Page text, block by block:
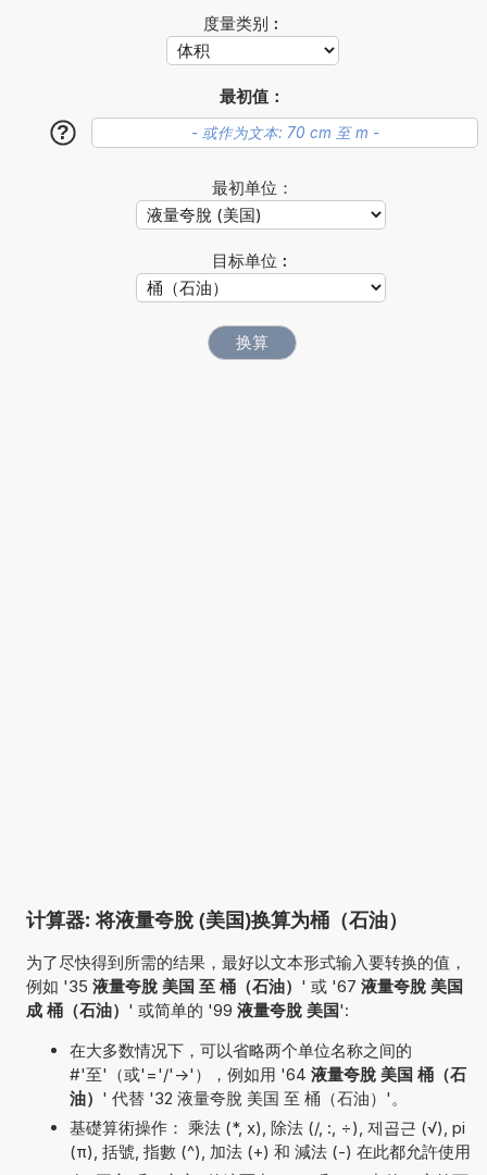
度量类别︰
最初值：
?
最初单位：
目标单位︰
计算器: 将液量夸脫 (美国)换算为桶（石油）
为了尽快得到所需的结果，最好以文本形式输入要转换的值，
例如 '35 液量夸脫 美国 至 桶（石油） ' 或 '67 液量夸脫 美国
成 桶（石油） ' 或简单的 '99 液量夸脫 美国':
在大多数情况下，可以省略两个单位名称之间的
#'至'（或'='/'->'），例如用 '64 液量夸脫 美国 桶（石
油） ' 代替 '32 液量夸脫 美国 至 桶（石油）'。
基礎算術操作： 乘法 (*, x), 除法 (/, :, ÷), 제곱근 (√), pi
(π), 括號, 指數 (^), 加法 (+) 和 減法 (-) 在此都允許使用